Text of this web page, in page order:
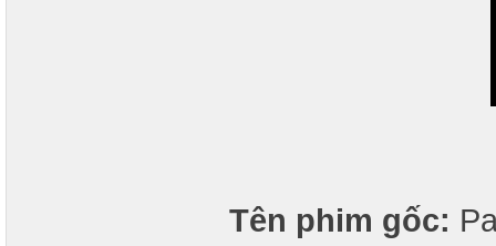
Tên phim gốc: